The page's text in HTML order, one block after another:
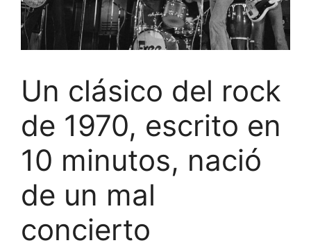
Un clásico del rock
de 1970, escrito en
10 minutos, nació
de un mal
concierto